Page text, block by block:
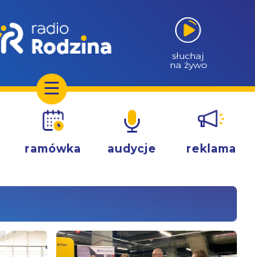
słuchaj
na żywo
ramówka audycje reklama